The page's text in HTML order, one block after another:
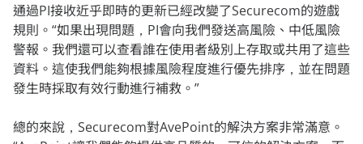
通過PI接收近乎即時的更新已經改變了Securecom的遊戲
規則。“如果出現問題，PI會向我們發送高風險、中低風險
警報。我們還可以查看誰在使用者級別上存取或共用了這些
資料。這使我們能夠根據風險程度進行優先排序，並在問題
發生時採取有效行動進行補救。”
總的來說，Securecom對AvePoint的解決方案非常滿意。